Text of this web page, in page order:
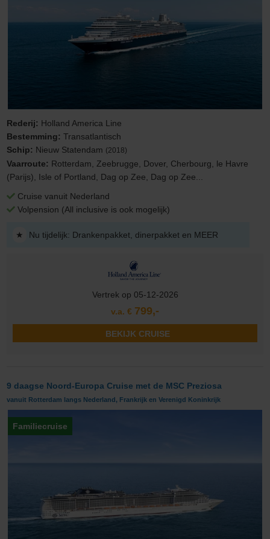
Rederij: Holland America Line
Bestemming:Transatlantisch
Schip: Nieuw Statendam (2018)
Vaarroute: Rotterdam, Zeebrugge, Dover, Cherbourg, le Havre
(Parijs), Isle of Portland, Dag op Zee, Dag op Zee...
Cruise vanuit Nederland
Volpension (All inclusive is ook mogelijk)
★ Nu tijdelijk: Drankenpakket, dinerpakket en MEER
Vertrek op 05-12-2026
v.a. € 799,-
BEKIJK CRUISE
9 daagse Noord-Europa Cruise met de MSC Preziosa
vanuit Rotterdam langs Nederland, Frankrijk en Verenigd Koninkrijk
Familiecruise